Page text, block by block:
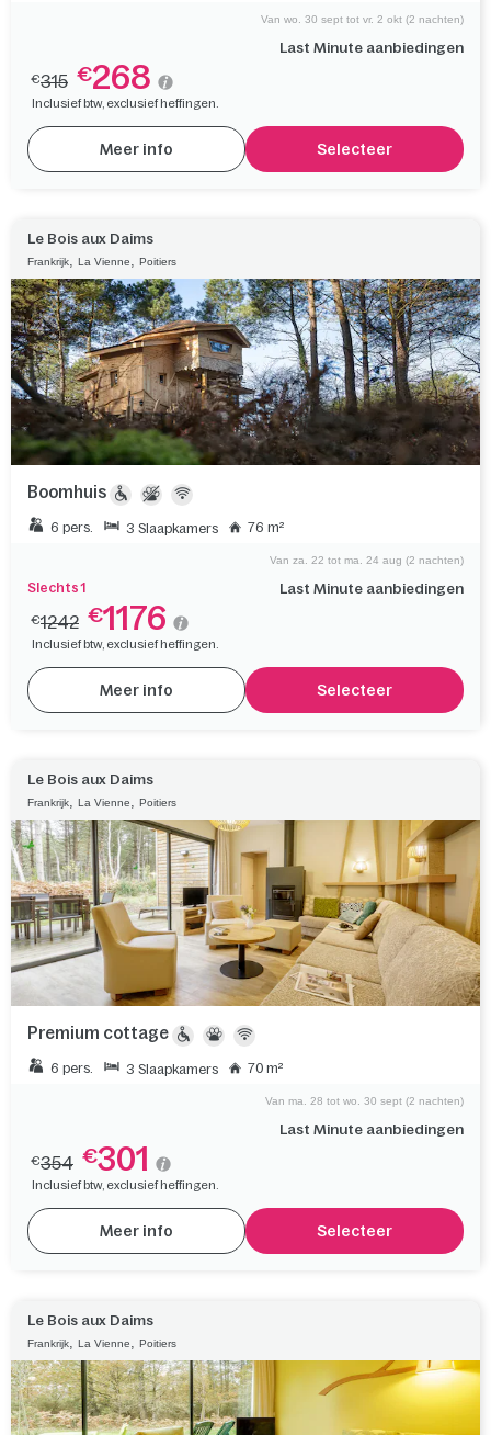
Last Minute aanbiedingen
Van wo. 30 sept tot vr. 2 okt (2 nachten)
€315 €268
Inclusief btw, exclusief heffingen.
Meer info Selecteer
Le Bois aux Daims
Frankrijk La Vienne Poitiers
Boomhuis
6 pers. 3 Slaapkamers 76 m²
Slechts 1 Last Minute aanbiedingen
Van za. 22 tot ma. 24 aug (2 nachten)
€1242 €1176
Inclusief btw, exclusief heffingen.
Meer info Selecteer
Le Bois aux Daims
Frankrijk La Vienne Poitiers
Premium cottage
6 pers. 3 Slaapkamers 70 m²
Last Minute aanbiedingen
Van ma. 28 tot wo. 30 sept (2 nachten)
€354 €301
Inclusief btw, exclusief heffingen.
Meer info Selecteer
Le Bois aux Daims
Frankrijk La Vienne Poitiers